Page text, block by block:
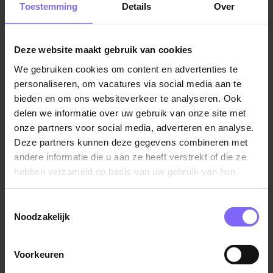
Toestemming Details Over
Deze website maakt gebruik van cookies
We gebruiken cookies om content en advertenties te
personaliseren, om vacatures via social media aan te
bieden en om ons websiteverkeer te analyseren. Ook
delen we informatie over uw gebruik van onze site met
onze partners voor social media, adverteren en analyse.
Deze partners kunnen deze gegevens combineren met
andere informatie die u aan ze heeft verstrekt of die ze
hebben verzameld op basis van uw gebruik van hun
Noodzakelijk
Voorkeuren
de cliënt
Het signaleren van veranderingen en meedenken
over oplossingen
Samenwerken met huisartsen, zorgprofessionals
en andere betrokken partijen
Je werkt zelfstandig, maar maakt deel uit van een
betrokken multidisciplinair netwerk waarin
Wat bieden wij jou?
functie
Werken op vaste kantoortijden (maandag t/m